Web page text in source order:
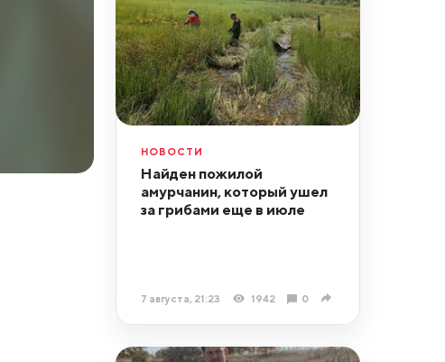
НОВОСТИ
Найден пожилой
амурчанин, который ушел
за грибами еще в июле
7 августа, 21:23 1942 0